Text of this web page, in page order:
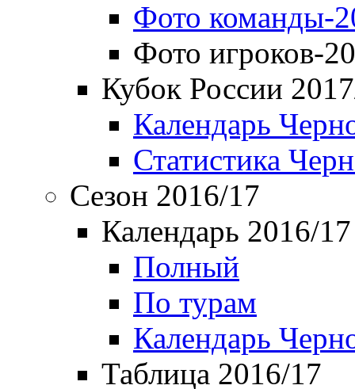
Фото команды-
Фото игроков-
Кубок России
Календарь
Статистика
Сезон 2016/17
Календарь 2016/17
Полный
По турам
Календарь
Таблица 2016/17